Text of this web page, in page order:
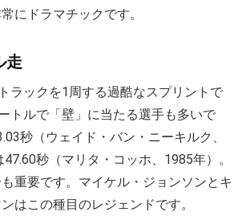
にドラマチックです。
走
ラックを1周する過酷なスプリントで
トルで「壁」に当たる選手も多いで
秒（ウェイド・バン・ニーキルク、
秒（マリタ・コッホ、1985年）。
重要です。マイケル・ジョンソンとキ
はこの種目のレジェンドです。